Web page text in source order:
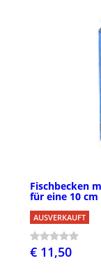
Fischbecken
für eine 10
AUSVERKAUFT
€ 11,50